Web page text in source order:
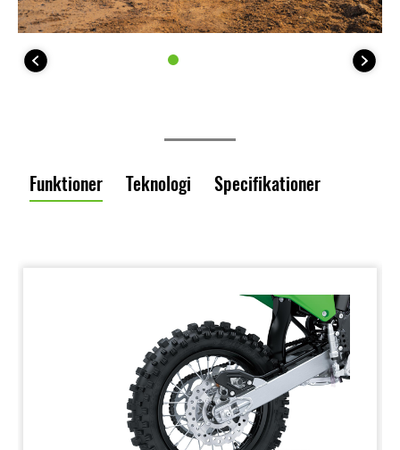
Funktioner Teknologi Specifikationer